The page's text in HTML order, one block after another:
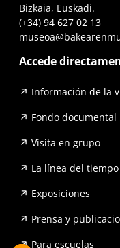
Bizkaia, Euskadi.
(+34) 94 627 02 13
Accede
Información de la
Fondo documental
Visita en grupo
La línea del tiempo
Exposiciones
Prensa y
Para escuelas